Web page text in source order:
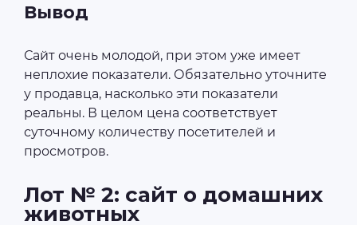
Вывод
Сайт очень молодой, при этом уже имеет
неплохие показатели. Обязательно уточните
у продавца, насколько эти показатели
реальны. В целом цена соответствует
суточному количеству посетителей и
просмотров.
Лот № 2: сайт о домашних
животных